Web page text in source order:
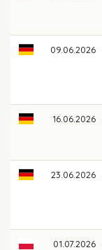
09.06.2026
16.06.2026
23.06.2026
01.07.2026